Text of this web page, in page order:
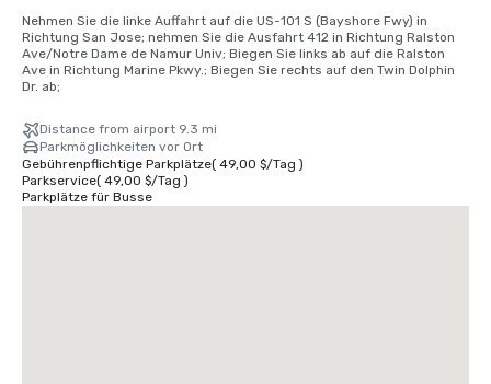
Nehmen Sie die linke Auffahrt auf die US-101 S (Bayshore Fwy) in
Richtung San Jose; nehmen Sie die Ausfahrt 412 in Richtung Ralston
Ave/Notre Dame de Namur Univ; Biegen Sie links ab auf die Ralston
Ave in Richtung Marine Pkwy.; Biegen Sie rechts auf den Twin Dolphin
Dr. ab;
Distance from airport 9.3 mi
Parkmöglichkeiten vor Ort
Gebührenpflichtige Parkplätze( 49,00 $/Tag )
Parkservice( 49,00 $/Tag )
Parkplätze für Busse